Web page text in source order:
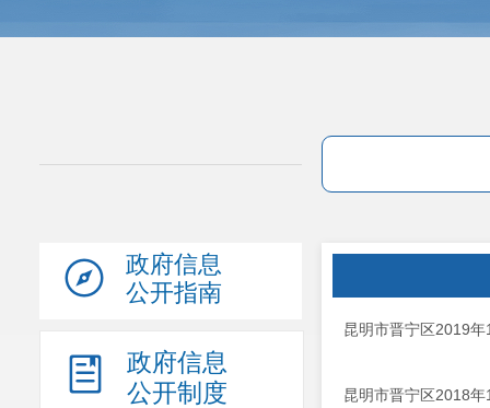
政府信息
公开指南
政府信息
公开制度
昆明市晋宁区2019
昆明市晋宁区2018